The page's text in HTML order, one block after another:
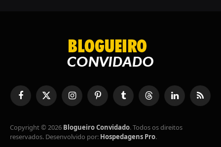
FacebookX
(Twitter)
InstagramPinterestTumblr Tópicos LinkedInRSS
Copyright © 2026 Blogueiro Convidado. Todos os direitos
reservados. Desenvolvido por: Hospedagens Pro.